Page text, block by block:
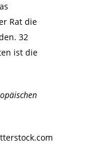
Rat die
32
ist die